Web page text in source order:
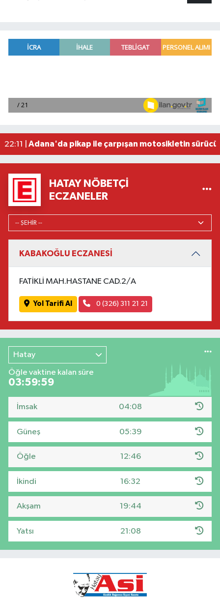
22:58 |
Hataylıların Beklediği Haber Geldi: TOKİ Konut
22:11 | Adana'da pikap ile çarpışan motosikletin
HATAY NÖBETÇI
ECZANELER
KABAKOĞLU ECZANESİ
FATİKLİ MAH.HASTANE CAD.2/A
Yol Tarifi Al 0 (326) 311 21 21
Hatay
Öğle vaktine kalan süre
03:59:59
İmsak 04:08
Güneş 05:39
Öğle 12:46
İkindi 16:32
Akşam 19:44
Yatsı 21:08